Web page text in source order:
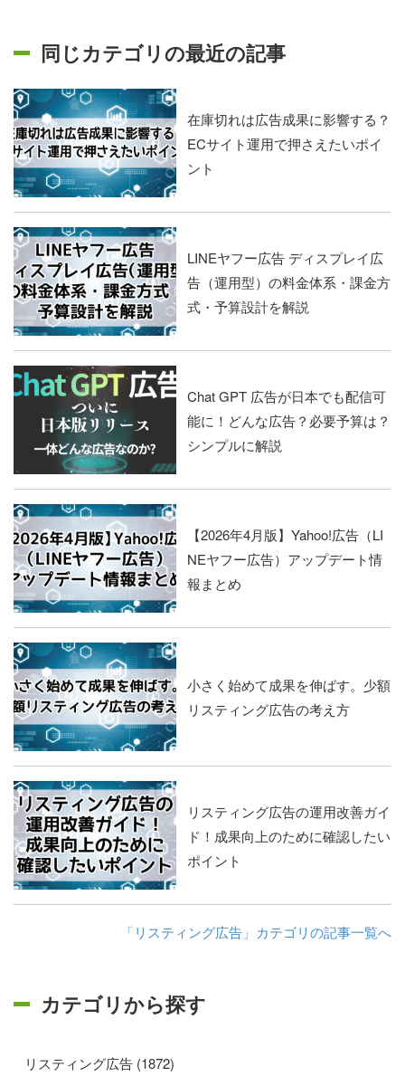
同じカテゴリの最近の記事
在庫切れは広告成果に影響する？
ECサイト運用で押さえたいポイ
ント
LINEヤフー広告 ディスプレイ広
告（運用型）の料金体系・課金方
式・予算設計を解説
Chat GPT 広告が日本でも配信可
能に！どんな広告？必要予算は？
シンプルに解説
【2026年4月版】Yahoo!広告（LI
NEヤフー広告）アップデート情
報まとめ
小さく始めて成果を伸ばす。少額
リスティング広告の考え方
リスティング広告の運用改善ガイ
ド！成果向上のために確認したい
ポイント
「リスティング広告」カテゴリの記事一覧へ
カテゴリから探す
リスティング広告 (1872)